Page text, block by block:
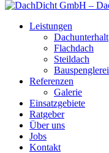
Leistungen
Dachunterhalt
Flachdach
Steildach
Bauspenglerei
Referenzen
Galerie
Einsatzgebiete
Ratgeber
Über uns
Jobs
Kontakt